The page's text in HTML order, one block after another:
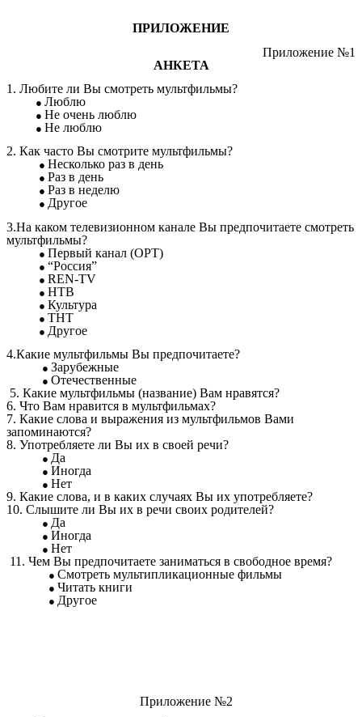
ПРИЛОЖЕНИЕ
Приложение №1
АНКЕТА
1. Любите ли Вы смотреть мультфильмы?
Люблю
Не очень люблю
Не люблю
2. Как часто Вы смотрите мультфильмы?
Несколько раз в день
Раз в день
Раз в неделю
Другое
3.На каком телевизионном канале Вы предпочитаете смотреть
мультфильмы?
Первый канал (ОРТ)
“Россия”
REN-TV
НТВ
Культура
ТНТ
Другое
4.Какие мультфильмы Вы предпочитаете?
Зарубежные
Отечественные
5. Какие мультфильмы (название) Вам нравятся?
6. Что Вам нравится в мультфильмах?
7. Какие слова и выражения из мультфильмов Вами
запоминаются?
8. Употребляете ли Вы их в своей речи?
Да
Иногда
Нет
9. Какие слова, и в каких случаях Вы их употребляете?
10. Слышите ли Вы их в речи своих родителей?
Да
Иногда
Нет
11. Чем Вы предпочитаете заниматься в свободное время?
Смотреть мультипликационные фильмы
Читать книги
Другое
Приложение №2